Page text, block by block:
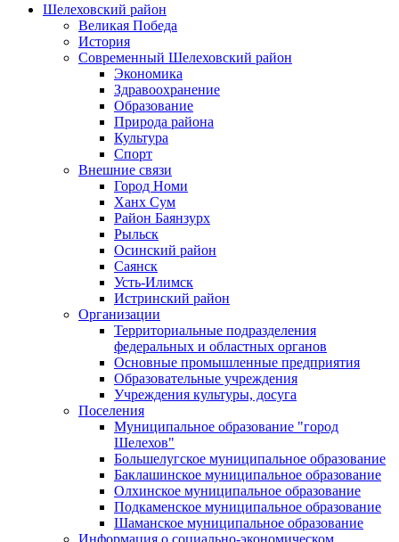
Шелеховский район
Великая Победа
История
Современный Шелеховский район
Экономика
Здравоохранение
Образование
Природа района
Культура
Спорт
Внешние связи
Город Номи
Ханх Сум
Район Баянзурх
Рыльск
Осинский район
Саянск
Усть-Илимск
Истринский район
Организации
Территориальные подразделения
федеральных и областных органов
Основные промышленные предприятия
Образовательные учреждения
Учреждения культуры, досуга
Поселения
Муниципальное образование "город
Шелехов"
Большелугское муниципальное образование
Баклашинское муниципальное образование
Олхинское муниципальное образование
Подкаменское муниципальное образование
Шаманское муниципальное образование
Информация о социально-экономическом